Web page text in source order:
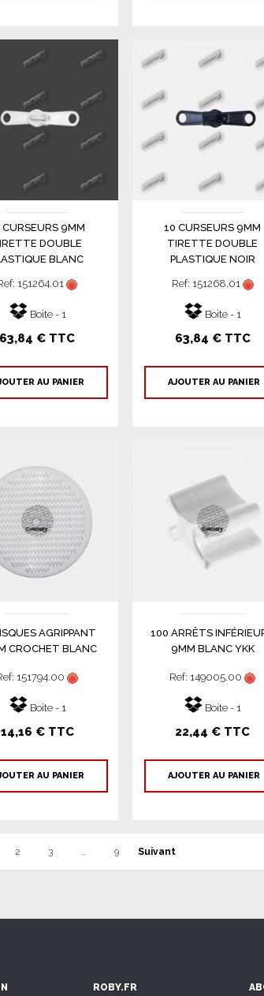
CURSEURS 9MM
DOUBLE
BLANC
151264.01
Boite - 1
63,84 € TTC
AU PANIER
10 CURSEURS 9MM
TIRETTE DOUBLE
PLASTIQUE NOIR
Ref: 151268.01
Boite - 1
63,84 € TTC
AJOUTER AU PANIER
AGRIPPANT
CROCHET BLANC
151794.00
Boite - 1
14,16 € TTC
AU PANIER
100 ARRÊTS
9MM BLANC YKK
Ref: 149005.00
Boite - 1
22,44 € TTC
AJOUTER AU PANIER
2 3 ... 9 Suivant
ROBY.FR